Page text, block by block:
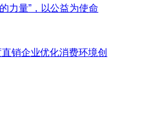
力量”，以公益为使命
销企业优化消费环境创